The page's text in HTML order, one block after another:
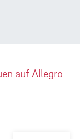
auf Allegro